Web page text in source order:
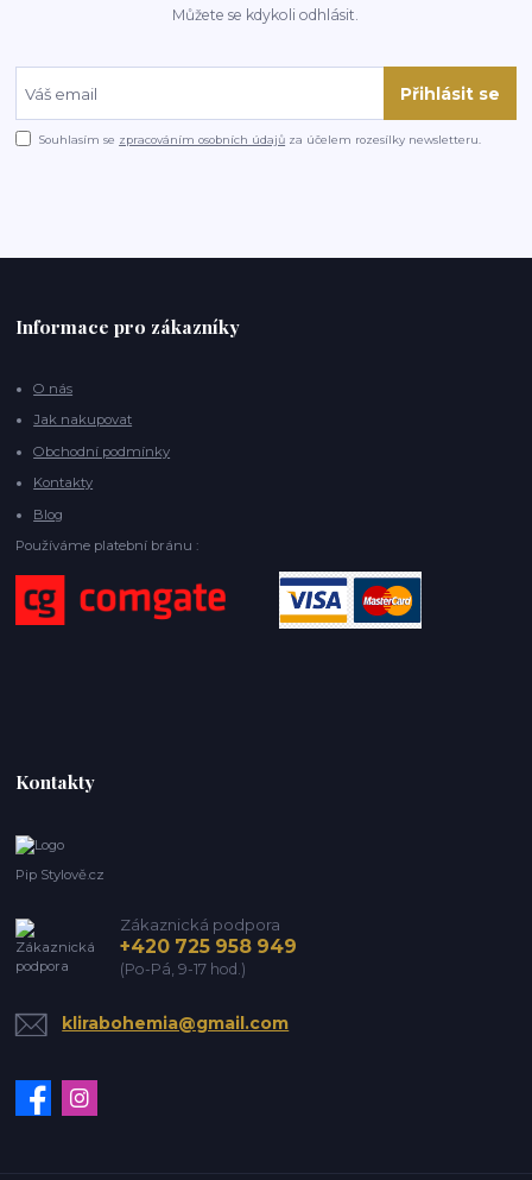
Můžete se kdykoli odhlásit.
Přihlásit se
Souhlasím se zpracováním osobních údajů za účelem rozesílky newsletteru.
Informace pro zákazníky
O nás
Jak nakupovat
Obchodní podmínky
Kontakty
Blog
Používáme platební bránu :
Kontakty
Pip Stylově.cz
Zákaznická podpora
+420 725 958 949
(Po-Pá, 9-17 hod.)
klirabohemia@gmail.com